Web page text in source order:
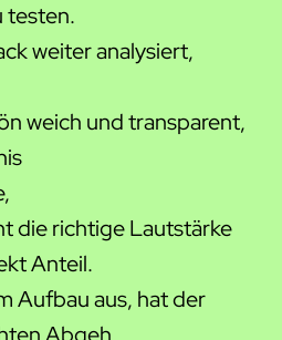
testen.
weiter analysiert,
weich und transparent,
die richtige Lautstärke
Anteil.
Aufbau aus, hat der